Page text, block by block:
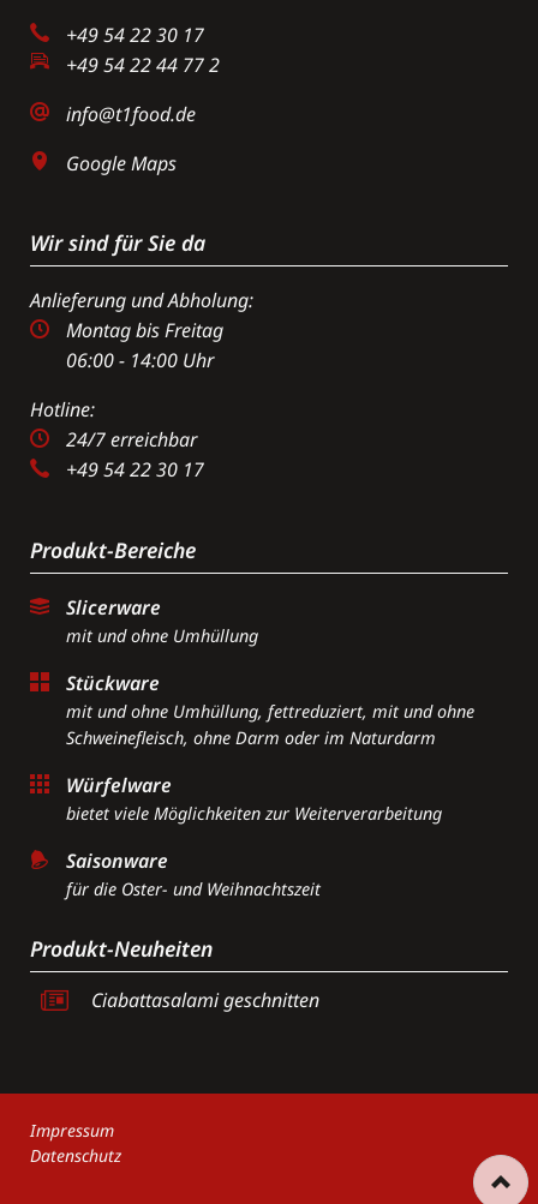
+49 54 22 30 17
+49 54 22 44 77 2
info@t1food.de
Google Maps
Wir sind für Sie da
Anlieferung und Abholung:
Montag bis Freitag
06:00 - 14:00 Uhr
Hotline:
24/7 erreichbar
+49 54 22 30 17
Produkt-Bereiche
Slicerware
mit und ohne Umhüllung
Stückware
mit und ohne Umhüllung, fettreduziert, mit und ohne
Schweinefleisch, ohne Darm oder im Naturdarm
Würfelware
bietet viele Möglichkeiten zur Weiterverarbeitung
Saisonware
für die Oster- und Weihnachtszeit
Produkt-Neuheiten
Ciabattasalami geschnitten
Navigation
überspringen
Impressum
Datenschutz